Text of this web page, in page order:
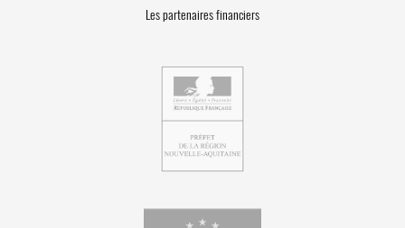
Les partenaires financiers